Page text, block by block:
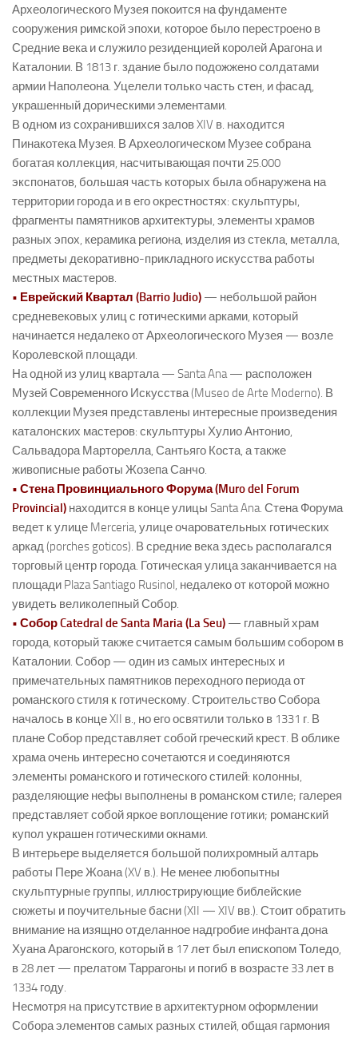
Археологического Музея покоится на фундаменте
сооружения римской эпохи, которое было перестроено в
Средние века и служило резиденцией королей Арагона и
Каталонии. В 1813 г. здание было подожжено солдатами
армии Наполеона. Уцелели только часть стен, и фасад,
украшенный дорическими элементами.
В одном из сохранившихся залов XIV в. находится
Пинакотека Музея. В Археологическом Музее собрана
богатая коллекция, насчитывающая почти 25.000
экспонатов, большая часть которых была обнаружена на
территории города и в его окрестностях: скульптуры,
фрагменты памятников архитектуры, элементы храмов
разных эпох, керамика региона, изделия из стекла, металла,
предметы декоративно-прикладного искусства работы
местных мастеров.
• Еврейский Квартал (Barrio Judio) — небольшой район
средневековых улиц с готическими арками, который
начинается недалеко от Археологического Музея — возле
Королевской площади.
На одной из улиц квартала — Santa Ana — расположен
Музей Современного Искусства (Museo de Arte Moderno). В
коллекции Музея представлены интересные произведения
каталонских мастеров: скульптуры Хулио Антонио,
Сальвадора Марторелла, Сантьяго Коста, а также
живописные работы Жозепа Санчо.
• Стена Провинциального Форума (Muro del Forum
Provincial) находится в конце улицы Santa Ana. Стена Форума
ведет к улице Merceria, улице очаровательных готических
аркад (porches goticos). В средние века здесь располагался
торговый центр города. Готическая улица заканчивается на
площади Plaza Santiago Rusinol, недалеко от которой можно
увидеть великолепный Собор.
• Собор Catedral de Santa Maria (La Seu) — главный храм
города, который также считается самым большим собором в
Каталонии. Собор — один из самых интересных и
примечательных памятников переходного периода от
романского стиля к готическому. Строительство Собора
началось в конце XII в., но его освятили только в 1331 г. В
плане Собор представляет собой греческий крест. В облике
храма очень интересно сочетаются и соединяются
элементы романского и готического стилей: колонны,
разделяющие нефы выполнены в романском стиле; галерея
представляет собой яркое воплощение готики; романский
купол украшен готическими окнами.
В интерьере выделяется большой полихромный алтарь
работы Пере Жоана (XV в.). Не менее любопытны
скульптурные группы, иллюстрирующие библейские
сюжеты и поучительные басни (XII — XIV вв.). Стоит обратить
внимание на изящно отделанное надгробие инфанта дона
Хуана Арагонского, который в 17 лет был епископом Толедо,
в 28 лет — прелатом Таррагоны и погиб в возрасте 33 лет в
1334 году.
Несмотря на присутствие в архитектурном оформлении
Собора элементов самых разных стилей, общая гармония